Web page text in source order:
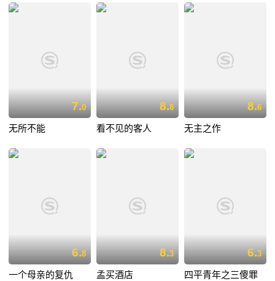
7.0
无所不能
8.8
看不见的客人
8.6
无主之作
6.8
一个母亲的复仇
8.3
孟买酒店
6.3
四平青年之三傻罪